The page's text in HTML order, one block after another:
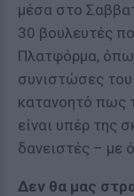
μέσα στο
30 βουλευτές
Πλατφόρμα,
συνιστώσες του
κατανοητό πως
είναι υπέρ της
δανειστές – με
Δεν θα μας